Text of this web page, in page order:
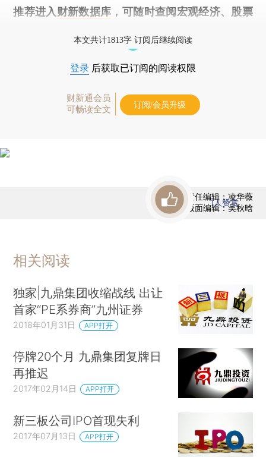
推荐进入 财新数据库 ，可随时查阅宏观经济、股票
本文共计1813字 订阅后继续阅读
登录 后获取已订阅的阅读权限
财新通会员
可畅读全文
订阅/会员升级
责任编辑：凌华薇
版面编辑：吴秋晗
1人赞赏
相关阅读
独家|九鼎集团收缩战线 出让
首家“PE系券商”九州证券
2018年01月31日 APP打开
停牌20个月 九鼎集团复牌日
再推迟
2017年02月14日 APP打开
新三板公司IPO首现失利
2017年07月13日 APP打开